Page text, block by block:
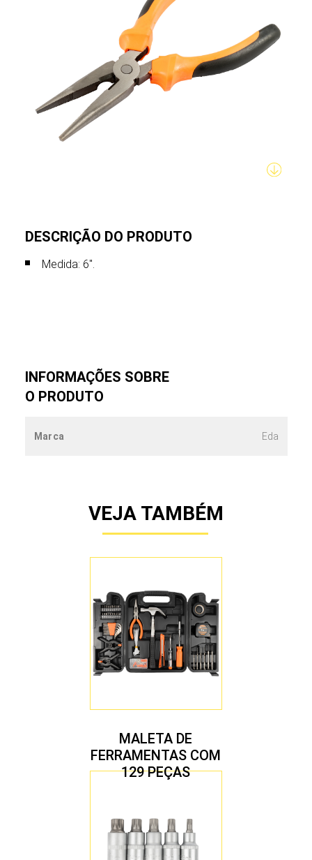
DESCRIÇÃO DO PRODUTO
Medida: 6".
INFORMAÇÕES SOBRE
O PRODUTO
Marca Eda
VEJA TAMBÉM
MALETA DE
FERRAMENTAS COM
129 PEÇAS